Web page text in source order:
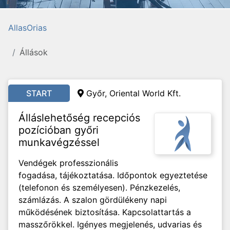
AllasOrias
Állások
START Győr, Oriental World Kft.
Álláslehetőség recepciós
pozícióban győri
munkavégzéssel
Vendégek professzionális
fogadása, tájékoztatása. Időpontok egyeztetése
(telefonon és személyesen). Pénzkezelés,
számlázás. A szalon gördülékeny napi
működésének biztosítása. Kapcsolattartás a
masszőrökkel. Igényes megjelenés, udvarias és